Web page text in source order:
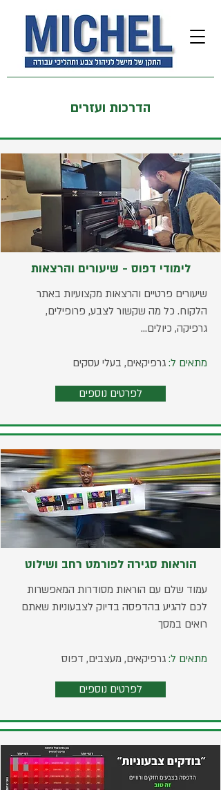
הדרכות ועזרים
לימודי דפוס - שיעורים והרצאות
שיעורים פרטיים והרצאות מקצועיות באתר
הלקוח. כל מה שקשור לצבע, פרופילים,
גרפיקה, כיולים...
מתאים ל: גרפיקאים, בעלי עסקים
לפרטים נוספים
הוראות סגירה לפורמט רחב ושילוט
עמוד שלם עם הוראות מסודרות המאפשרות
לכם להגיע בהדפסה בדיוק לצבעוניות שאתם
רואים במסך
מתאים ל: גרפיקאים, מעצבים, דפוס
לפרטים נוספים